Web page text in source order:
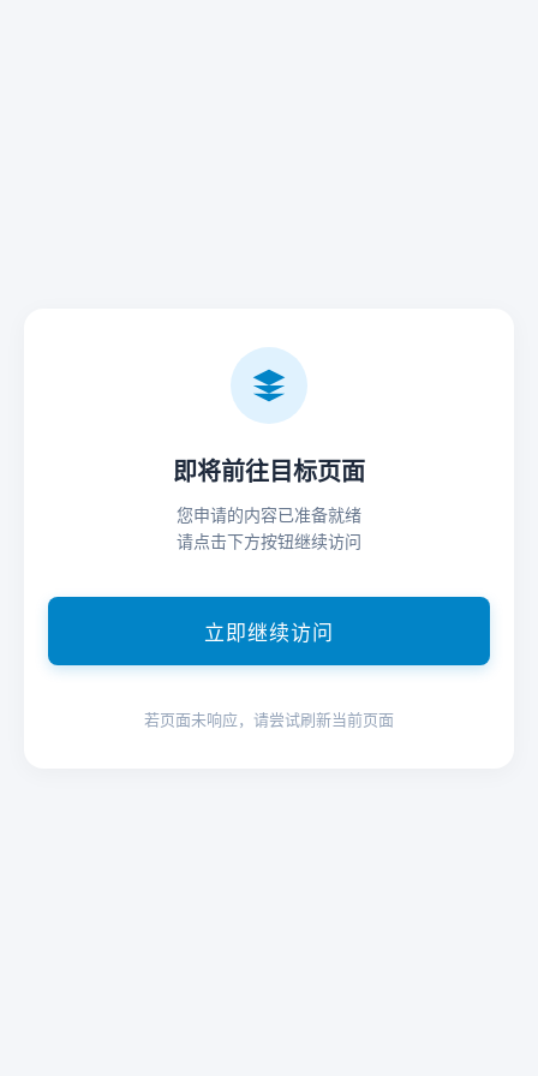
即将前往目标页面
您申请的内容已准备就绪
请点击下方按钮继续访问
立即继续访问
若页面未响应，请尝试刷新当前页面